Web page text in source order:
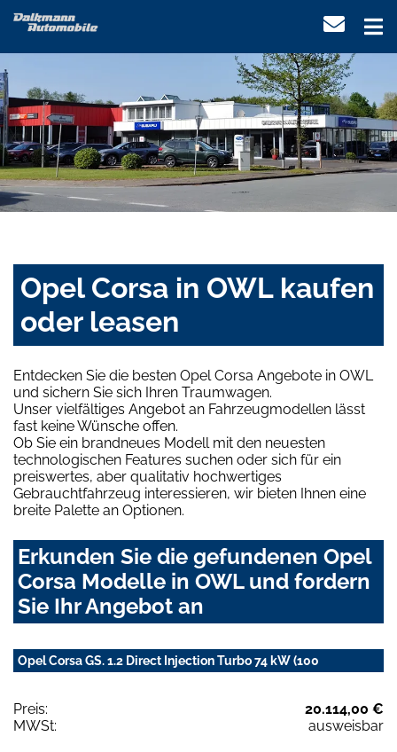
Opel Corsa in OWL kaufen
oder leasen
Entdecken Sie die besten Opel Corsa Angebote in OWL
und sichern Sie sich Ihren Traumwagen.
Unser vielfältiges Angebot an Fahrzeugmodellen lässt
fast keine Wünsche offen.
Ob Sie ein brandneues Modell mit den neuesten
technologischen Features suchen oder sich für ein
preiswertes, aber qualitativ hochwertiges
Gebrauchtfahrzeug interessieren, wir bieten Ihnen eine
breite Palette an Optionen.
Erkunden Sie die gefundenen Opel
Corsa Modelle in OWL und fordern
Sie Ihr Angebot an
Opel Corsa GS. 1.2 Direct Injection Turbo 74 kW (100
Preis:
20.114,00 €
MWSt:
ausweisbar